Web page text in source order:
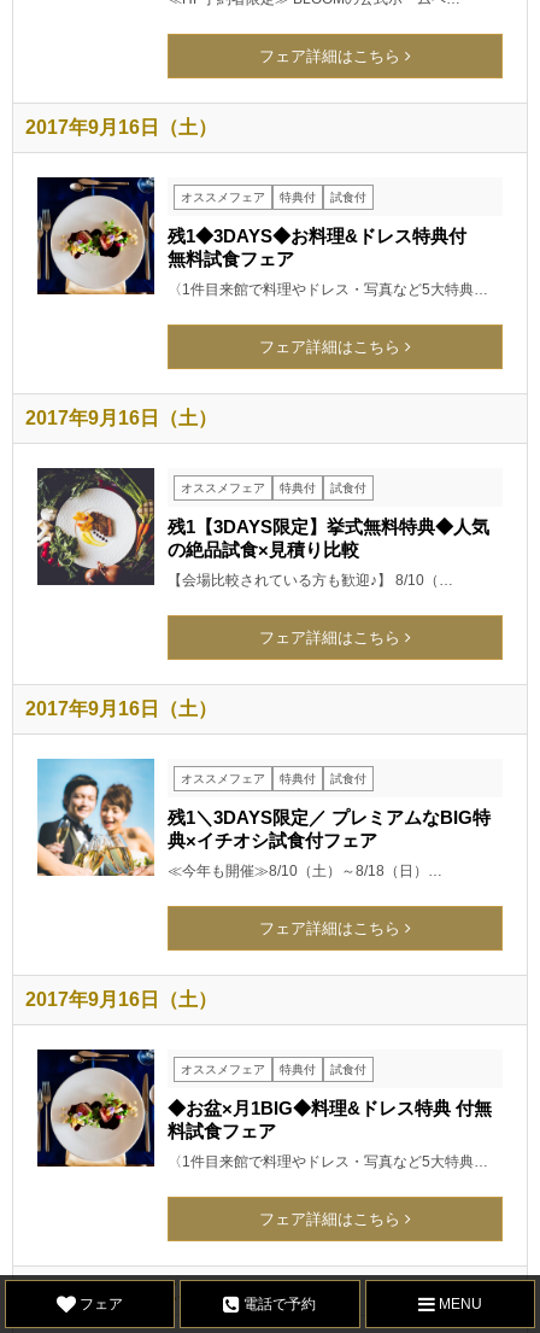
フェア詳細はこちら
2017年9月16日（土）
オススメフェア 特典付 試食付
残1◆3DAYS◆お料理&ドレス特典付
無料試食フェア
〈1件目来館で料理やドレス・写真など5大特典…
フェア詳細はこちら
2017年9月16日（土）
オススメフェア 特典付 試食付
残1【3DAYS限定】挙式無料特典◆人気
の絶品試食×見積り比較
【会場比較されている方も歓迎♪】 8/10（…
フェア詳細はこちら
2017年9月16日（土）
オススメフェア 特典付 試食付
残1＼3DAYS限定／ プレミアムなBIG特
典×イチオシ試食付フェア
≪今年も開催≫8/10（土）～8/18（日）…
フェア詳細はこちら
2017年9月16日（土）
オススメフェア 特典付 試食付
◆お盆×月1BIG◆料理&ドレス特典 付無
料試食フェア
〈1件目来館で料理やドレス・写真など5大特典…
フェア詳細はこちら
2017年9月16日（土）
フェア 電話で予約 MENU